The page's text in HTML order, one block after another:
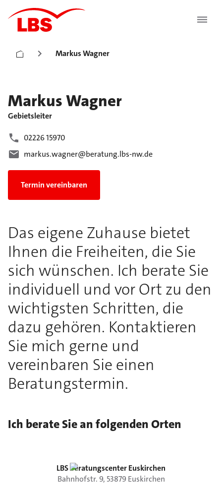
Markus Wagner
MarkusWagner
Gebietsleiter
02226 15970
markus.wagner@beratung.lbs-nw.de
Termin vereinbaren
Das eigene Zuhause bietet
Ihnen die Freiheiten, die Sie
sich wünschen. Ich berate Sie
individuell und vor Ort zu den
wichtigsten Schritten, die
dazu gehören. Kontaktieren
Sie mich gerne und
vereinbaren Sie einen
Beratungstermin.
Ich berate Sie an folgenden Orten
LBS Beratungscenter Euskirchen
Bahnhofstr.9, 53879 Euskirchen